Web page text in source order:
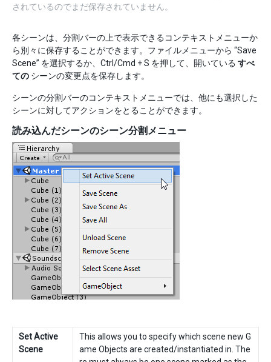
されているのでまだ保存されていません。
各シーンは、分割バーの上で表示できるコンテキストメニューか
ら別々に保存することができます。ファイルメニューから “Save
Scene” を選択するか、Ctrl/Cmd + S を押して、開いている すべ
ての シーンの変更点を保存します。
シーンの分割バーのコンテキストメニューでは、他にも選択した
シーンに対してアクションをとることができます。
読み込んだシーンのシーン分割メニュー
Set Active
Scene
This allows you to specify which scene new G
ame Objects are created/instantiated in. The